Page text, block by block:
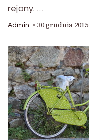
rejony. …
Admin 30 grudnia 2015